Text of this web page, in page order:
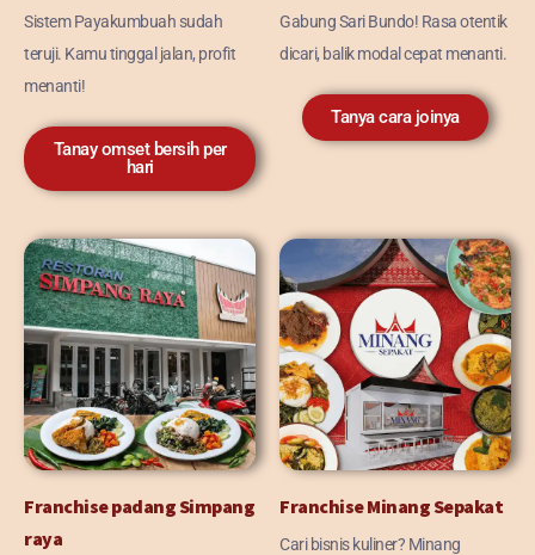
Sistem Payakumbuah sudah
teruji. Kamu tinggal jalan, profit
menanti!
Tanay omset bersih per
hari
Gabung Sari Bundo! Rasa otentik
dicari, balik modal cepat menanti.
Tanya cara joinya
Franchise padang Simpang
raya
Franchise Minang Sepakat
Cari bisnis kuliner? Minang